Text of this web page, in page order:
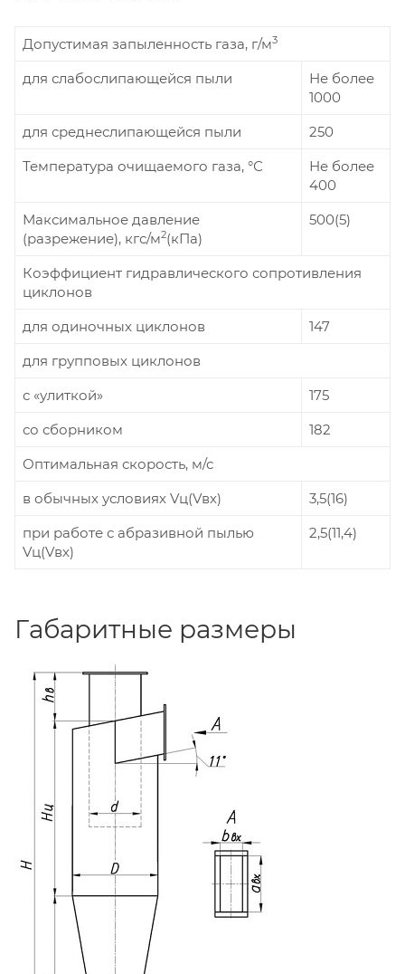
Допустимая запыленность газа, г/м3
для слабослипающейся пыли
Не более
1000
для среднеслипающейся пыли
250
Температура очищаемого газа, °С
Не более
400
Максимальное давление
(разрежение), кгс/м2(кПа)
500(5)
Коэффициент гидравлического сопротивления
циклонов
для одиночных циклонов
147
для групповых циклонов
с «улиткой»
175
со сборником
182
Оптимальная скорость, м/с
в обычных условиях Vц(Vвх)
3,5(16)
при работе с абразивной пылью
Vц(Vвх)
2,5(11,4)
Габаритные размеры